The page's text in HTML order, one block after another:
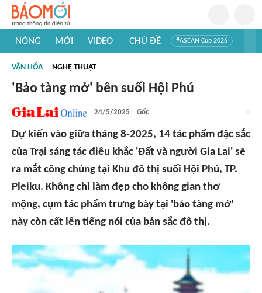
NÓNG MỚI VIDEO CHỦ ĐỀ #ASEAN Cup 2026
#Khám phá thế giới
VĂN HÓA NGHỆ THUẬT
'Bảo tàng mở' bên suối Hội Phú
24/5/2025 Gốc
Dự kiến vào giữa tháng 8-2025, 14 tác phẩm đặc sắc
của Trại sáng tác điêu khắc 'Đất và người Gia Lai' sẽ
ra mắt công chúng tại Khu đô thị suối Hội Phú, TP.
Pleiku. Không chỉ làm đẹp cho không gian thơ
mộng, cụm tác phẩm trưng bày tại 'bảo tàng mở'
này còn cất lên tiếng nói của bản sắc đô thị.